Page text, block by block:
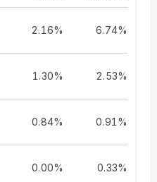
2.16% 6.74%
1.30% 2.53%
0.84% 0.91%
0.00% 0.33%